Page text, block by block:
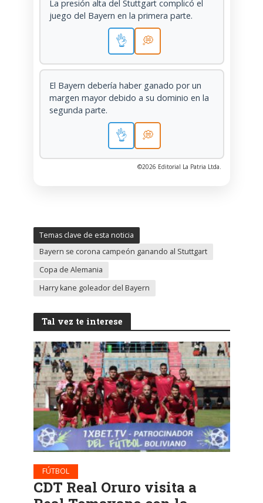
La presión alta del Stuttgart complicó el
juego del Bayern en la primera parte.
👌 💭
El Bayern debería haber ganado por un
margen mayor debido a su dominio en la
segunda parte.
👌 💭
©2026 Editorial La Patria Ltda.
Temas clave de esta noticia
Bayern se corona campeón ganando al Stuttgart
Copa de Alemania
Harry kane goleador del Bayern
Tal vez te interese
FÚTBOL
CDT Real Oruro visita a